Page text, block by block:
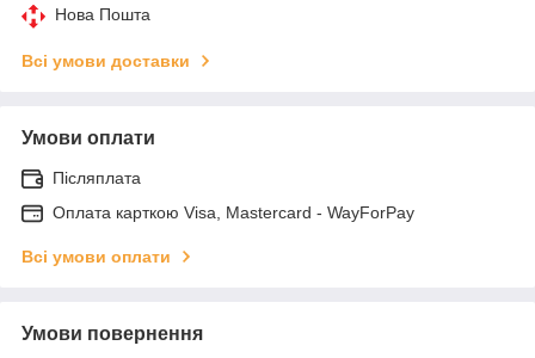
Нова Пошта
Всі умови доставки
Умови оплати
Післяплата
Оплата карткою Visa, Mastercard - WayForPay
Всі умови оплати
Умови повернення